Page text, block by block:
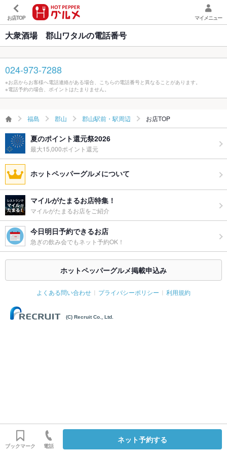
お店TOP マイメニュー
大衆酒場 郡山ワタルの電話番号
024-973-7288
※お店からお客様へ電話連絡がある場合、こちらの電話番号と異なることがあります。
※電話予約の場合、ポイントはたまりません。
福島 郡山 郡山駅前・駅周辺 お店TOP
夏のポイント還元祭2026
最大15,000ポイント還元
ホットペッパーグルメについて
マイルがたまるお店特集！
マイルがたまるお店をご紹介
今日明日予約できるお店
急ぎの飲み会でもネット予約OK！
ホットペッパーグルメ掲載申込み
よくある問い合わせ プライバシーポリシー 利用規約
(C) Recruit Co., Ltd.
ブックマーク 電話
ネット予約する